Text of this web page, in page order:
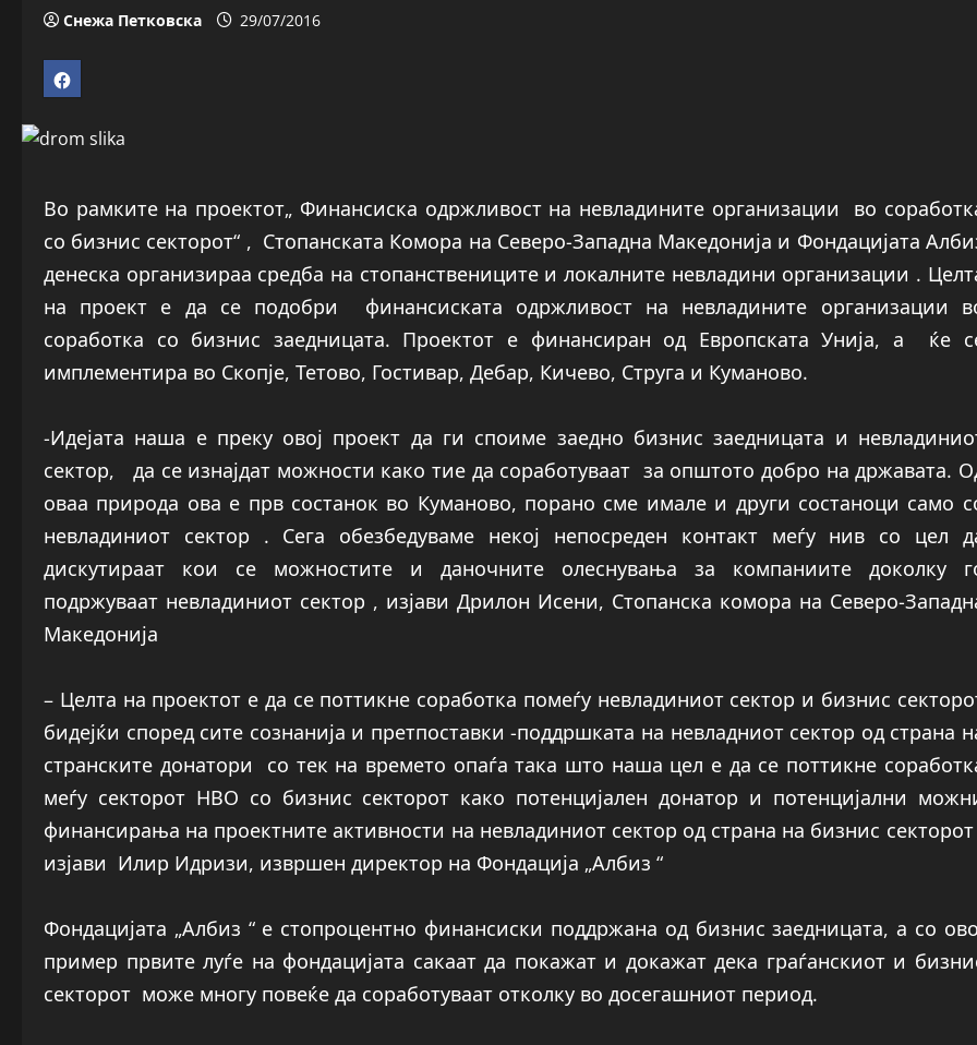
Снежа Петковска 29/07/2016
Во рамките на проектот„ Финансиска одржливост на невладините организации во
со бизнис секторот“ , Стопанската Комора на Северо-Западна Македонија и Фондацијата
денеска организираа средба на стопанствениците и локалните невладини организации .
на проект е да се подобри финансиската одржливост на невладините организации
соработка со бизнис заедницата. Проектот е финансиран од Европската Унија, а ќе
имплементира во Скопје, Тетово, Гостивар, Дебар, Кичево, Струга и Куманово.
-Идејата наша е преку овој проект да ги споиме заедно бизнис заедницата и
сектор, да се изнајдат можности како тие да соработуваат за општото добро на државата.
оваа природа ова е прв состанок во Куманово, порано сме имале и други состаноци само
невладиниот сектор . Сега обезбедуваме некој непосреден контакт меѓу нив со цел
дискутираат кои се можностите и даночните олеснувања за компаниите доколку
подржуваат невладиниот сектор , изјави Дрилон Исени, Стопанска комора на Северо-
Македонија
– Целта на проектот е да се поттикне соработка помеѓу невладиниот сектор и бизнис
бидејќи според сите сознанија и претпоставки -поддршката на невладниот сектор од страна
странските донатори со тек на времето опаѓа така што наша цел е да се поттикне
меѓу секторот НВО со бизнис секторот како потенцијален донатор и потенцијални
финансирања на проектните активности на невладиниот сектор од страна на бизнис секторот
изјави Илир Идризи, извршен директор на Фондација „Албиз “
Фондацијата „Албиз “ е стопроцентно финансиски поддржана од бизнис заедницата, а со
пример првите луѓе на фондацијата сакаат да покажат и докажат дека граѓанскиот и
секторот може многу повеќе да соработуваат отколку во досегашниот период.